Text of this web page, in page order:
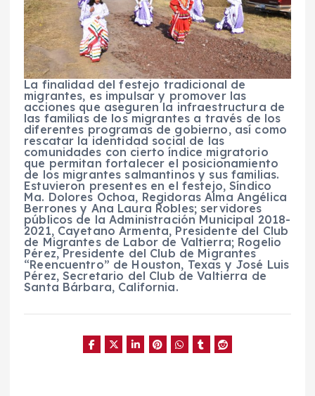
La finalidad del festejo tradicional de
migrantes, es impulsar y promover las
acciones que aseguren la infraestructura de
las familias de los migrantes a través de los
diferentes programas de gobierno, así como
rescatar la identidad social de las
comunidades con cierto índice migratorio
que permitan fortalecer el posicionamiento
de los migrantes salmantinos y sus familias.
Estuvieron presentes en el festejo, Síndico
Ma. Dolores Ochoa, Regidoras Alma Angélica
Berrones y Ana Laura Robles; servidores
públicos de la Administración Municipal 2018-
2021, Cayetano Armenta, Presidente del Club
de Migrantes de Labor de Valtierra; Rogelio
Pérez, Presidente del Club de Migrantes
“Reencuentro” de Houston, Texas y José Luis
Pérez, Secretario del Club de Valtierra de
Santa Bárbara, California.